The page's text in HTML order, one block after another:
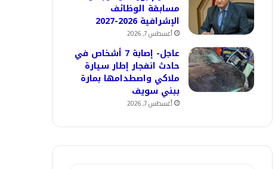
مسابقة الوظائف
الإشرافية 2026-2027
أغسطس 7, 2026
عاجل- إصابة 7 أشخاص في
حادث انفجار إطار سيارة
ملاكي واصطدامها بمارة
ببني سويف
أغسطس 7, 2026